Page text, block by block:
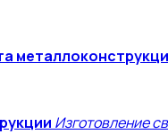
Изготовление